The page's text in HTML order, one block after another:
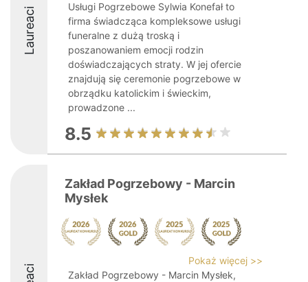
Laureaci
Usługi Pogrzebowe Sylwia Konefał to
firma świadcząca kompleksowe usługi
funeralne z dużą troską i
poszanowaniem emocji rodzin
doświadczających straty. W jej ofercie
znajdują się ceremonie pogrzebowe w
obrządku katolickim i świeckim,
prowadzone ...
8.5
Zakład Pogrzebowy - Marcin
Mysłek
Pokaż więcej >>
Zakład Pogrzebowy - Marcin Mysłek,